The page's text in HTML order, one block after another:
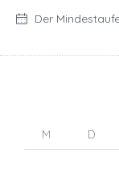
Der
M D